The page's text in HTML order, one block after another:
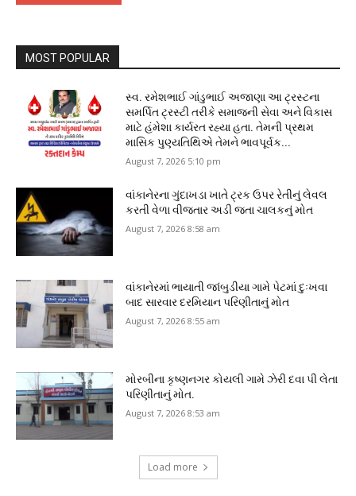
MOST POPULAR
સ્વ. રમેશભાઈ ગાંડુભાઈ અજાણા આ ટ્રસ્ટના
સમર્પિત ટ્રસ્ટી તરીકે સમાજની સેવા અને વિકાસ
માટે હંમેશા કાર્યરત રહ્યા હતા. તેમની પ્રથમ
માસિક પુણ્યતિથિએ તેમને ભાવપૂર્વક...
August 7, 2026 5:10 pm
વાંકાનેરના ગુંદાખડા ખાતે ટ્રક ઉપર રેતીનું લેવલ
કરતી વેળા વીજતાર અડી જતા ચાલકનું મોત
August 7, 2026 8:58 am
વાંકાનેરમાં ભાયાતી જાંબુડીયા ગામે પેટમાં દુઃખવા
બાદ સારવાર દરમિયાન પરિણીતાનું મોત
August 7, 2026 8:55 am
મોરબીના કૃષ્ણનગર કોયલી ગામે ઝેરી દવા પી લેતા
પરિણીતાનું મોત.
August 7, 2026 8:53 am
Load more